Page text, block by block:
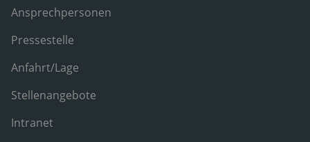
Ansprechpersonen
Pressestelle
Anfahrt/Lage
Stellenangebote
Intranet